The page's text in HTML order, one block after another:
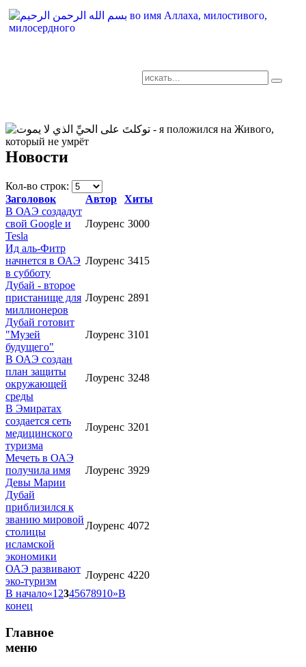
Новости
Кол-во строк:
Заголовок
Автор
Хиты
В ОАЭ создадут
свой Google и
Tesla
Лоуренс 3000
Ид аль-Фитр
начнется в ОАЭ
в субботу
Лоуренс 3415
Дубай - второе
пристанище для
миллионеров
Лоуренс 2891
Дубай готовит
"Музей
будущего"
Лоуренс 3101
В ОАЭ создан
план защиты
окружающей
среды
Лоуренс 3248
В Эмиратах
создается сеть
медицинского
туризма
Лоуренс 3201
Мечеть в ОАЭ
получила имя
Девы Марии
Лоуренс 3929
Дубай
приблизился к
званию мировой
столицы
исламской
экономики
Лоуренс 4072
ОАЭ развивают
эко-туризм
Лоуренс 4220
В начало«1 2345678910»В
конец
Главное
меню